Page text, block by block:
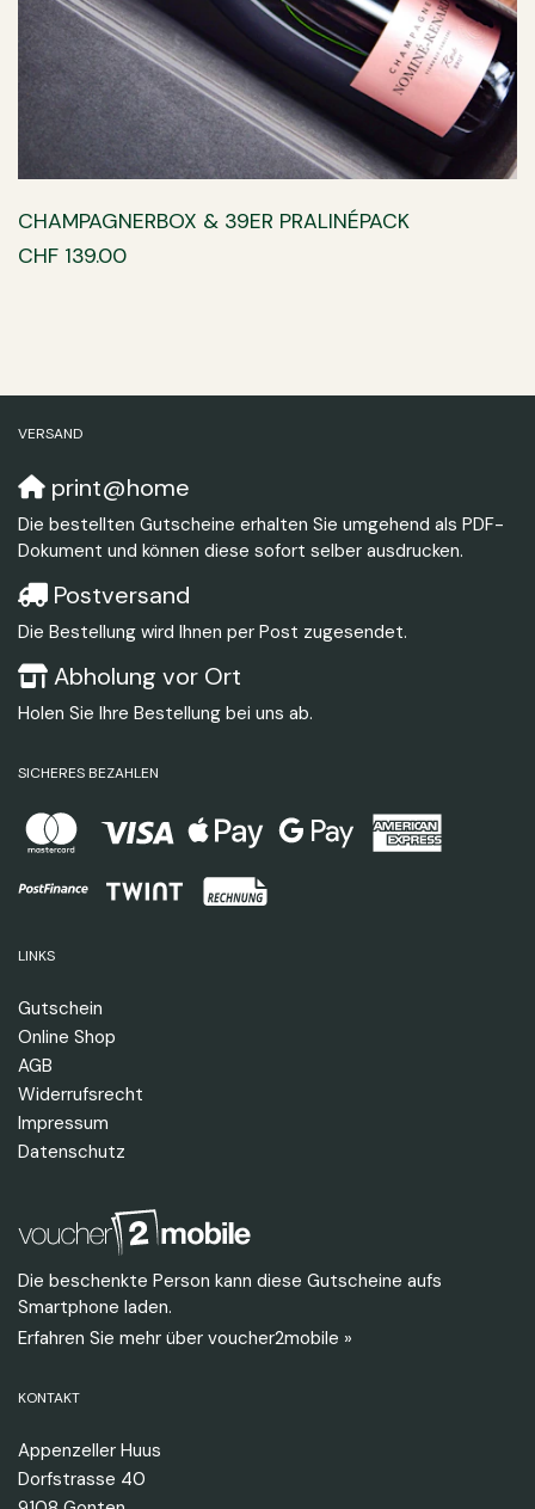
CHAMPAGNERBOX & 39ER PRALINÉPACK
CHF 139.00
VERSAND
print@home
Die bestellten Gutscheine erhalten Sie umgehend als PDF-
Dokument und können diese sofort selber ausdrucken.
Postversand
Die Bestellung wird Ihnen per Post zugesendet.
Abholung vor Ort
Holen Sie Ihre Bestellung bei uns ab.
SICHERES BEZAHLEN
LINKS
Gutschein
Online Shop
AGB
Widerrufsrecht
Impressum
Datenschutz
Die beschenkte Person kann diese Gutscheine aufs
Smartphone laden.
Erfahren Sie mehr über voucher2mobile »
KONTAKT
Appenzeller Huus
Dorfstrasse 40